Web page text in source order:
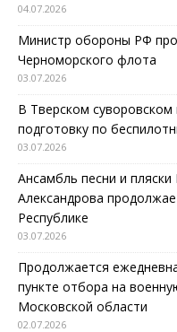
04.07.2026
Министр обороны РФ
Черноморского флота
03.07.2026
В Тверском
подготовку по
03.07.2026
Ансамбль песни и
Александрова
Республике
03.07.2026
Продолжается
пункте отбора на
Московской области
02.07.2026